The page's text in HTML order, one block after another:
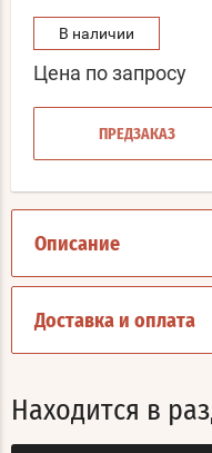
В наличии
Цена по запросу
ПРЕДЗАКАЗ
Описание
Доставка и оплата
Находится в